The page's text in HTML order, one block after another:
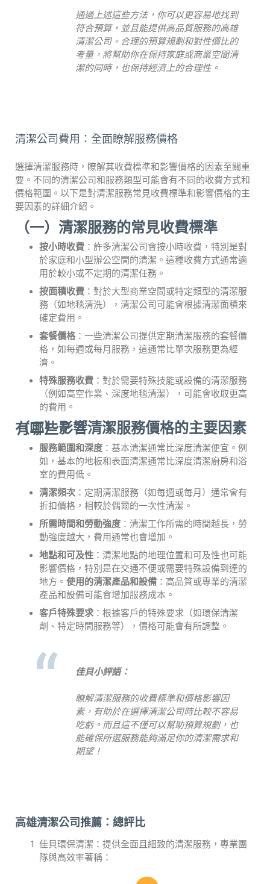
通過上述這些方法，你可以更容易地找到
符合預算，並且能提供高品質服務的高雄
清潔公司。合理的預算規劃和對性價比的
考量，將幫助你在保持家庭或商業空間清
潔的同時，也保持經濟上的合理性。
清潔公司費用：全面瞭解服務價格
選擇清潔服務時，瞭解其收費標準和影響價格的因素至關重
要。不同的清潔公司和服務類型可能會有不同的收費方式和
價格範圍。以下是對清潔服務常見收費標準和影響價格的主
要因素的詳細介紹。
（一）清潔服務的常見收費標準
按小時收費 ：許多清潔公司會按小時收費，特別是對
於家庭和小型辦公空間的清潔。這種收費方式通常適
用於較小或不定期的清潔任務。
按面積收費 ：對於大型商業空間或特定類型的清潔服
務（如地毯清洗），清潔公司可能會根據清潔面積來
確定費用。
套餐價格：一些清潔公司提供定期清潔服務的套餐價
格，如每週或每月服務，這通常比單次服務更為經
濟。
特殊服務收費 ：對於需要特殊技能或設備的清潔服務
（例如高空作業、深度地毯清潔），可能會收取更高
的費用。
（二）影響清潔服務價格的主要因素有哪些？
服務範圍和深度 ：基本清潔通常比深度清潔便宜。例
如，基本的地板和表面清潔通常比深度清潔廚房和浴
室的費用低。
清潔頻次 ：定期清潔服務（如每週或每月）通常會有
折扣價格，相較於偶爾的一次性清潔。
所需時間和勞動強度 ：清潔工作所需的時間越長，勞
動強度越大，費用通常也會增加。
地點和可及性 ：清潔地點的地理位置和可及性也可能
影響價格，特別是在交通不便或需要特殊設備到達的
地方。 使用的清潔產品和設備 ：高品質或專業的清潔
產品和設備可能會增加服務成本。
客戶特殊要求 ：根據客戶的特殊要求（如環保清潔
劑、特定時間服務等），價格可能會有所調整。
佳貝小評語：
瞭解清潔服務的收費標準和價格影響因
素，有助於在選擇清潔公司時比較不容易
吃虧。而且這不僅可以幫助預算規劃，也
能確保所選服務能夠滿足你的清潔需求和
期望！
高雄清潔公司推薦：總評比
佳貝環保清潔：提供全面且細致的清潔服務，專業團
隊與高效率著稱：